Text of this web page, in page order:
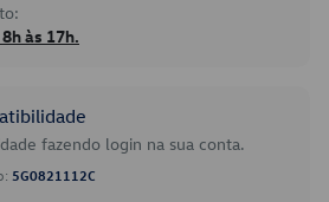
às 17h.
fazendo login na sua conta.
5G0821112C